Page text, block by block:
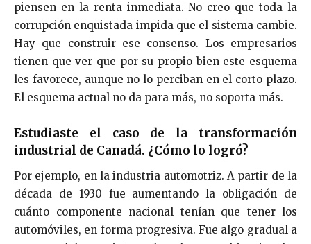
piensen en la renta inmediata. No creo que toda la
corrupción enquistada impida que el sistema cambie.
Hay que construir ese consenso. Los empresarios
tienen que ver que por su propio bien este esquema
les favorece, aunque no lo perciban en el corto plazo.
El esquema actual no da para más, no soporta más.
Estudiaste el caso de la transformación
industrial de Canadá. ¿Cómo lo logró?
Por ejemplo, en la industria automotriz. A partir de la
década de 1930 fue aumentando la obligación de
cuánto componente nacional tenían que tener los
automóviles, en forma progresiva. Fue algo gradual a